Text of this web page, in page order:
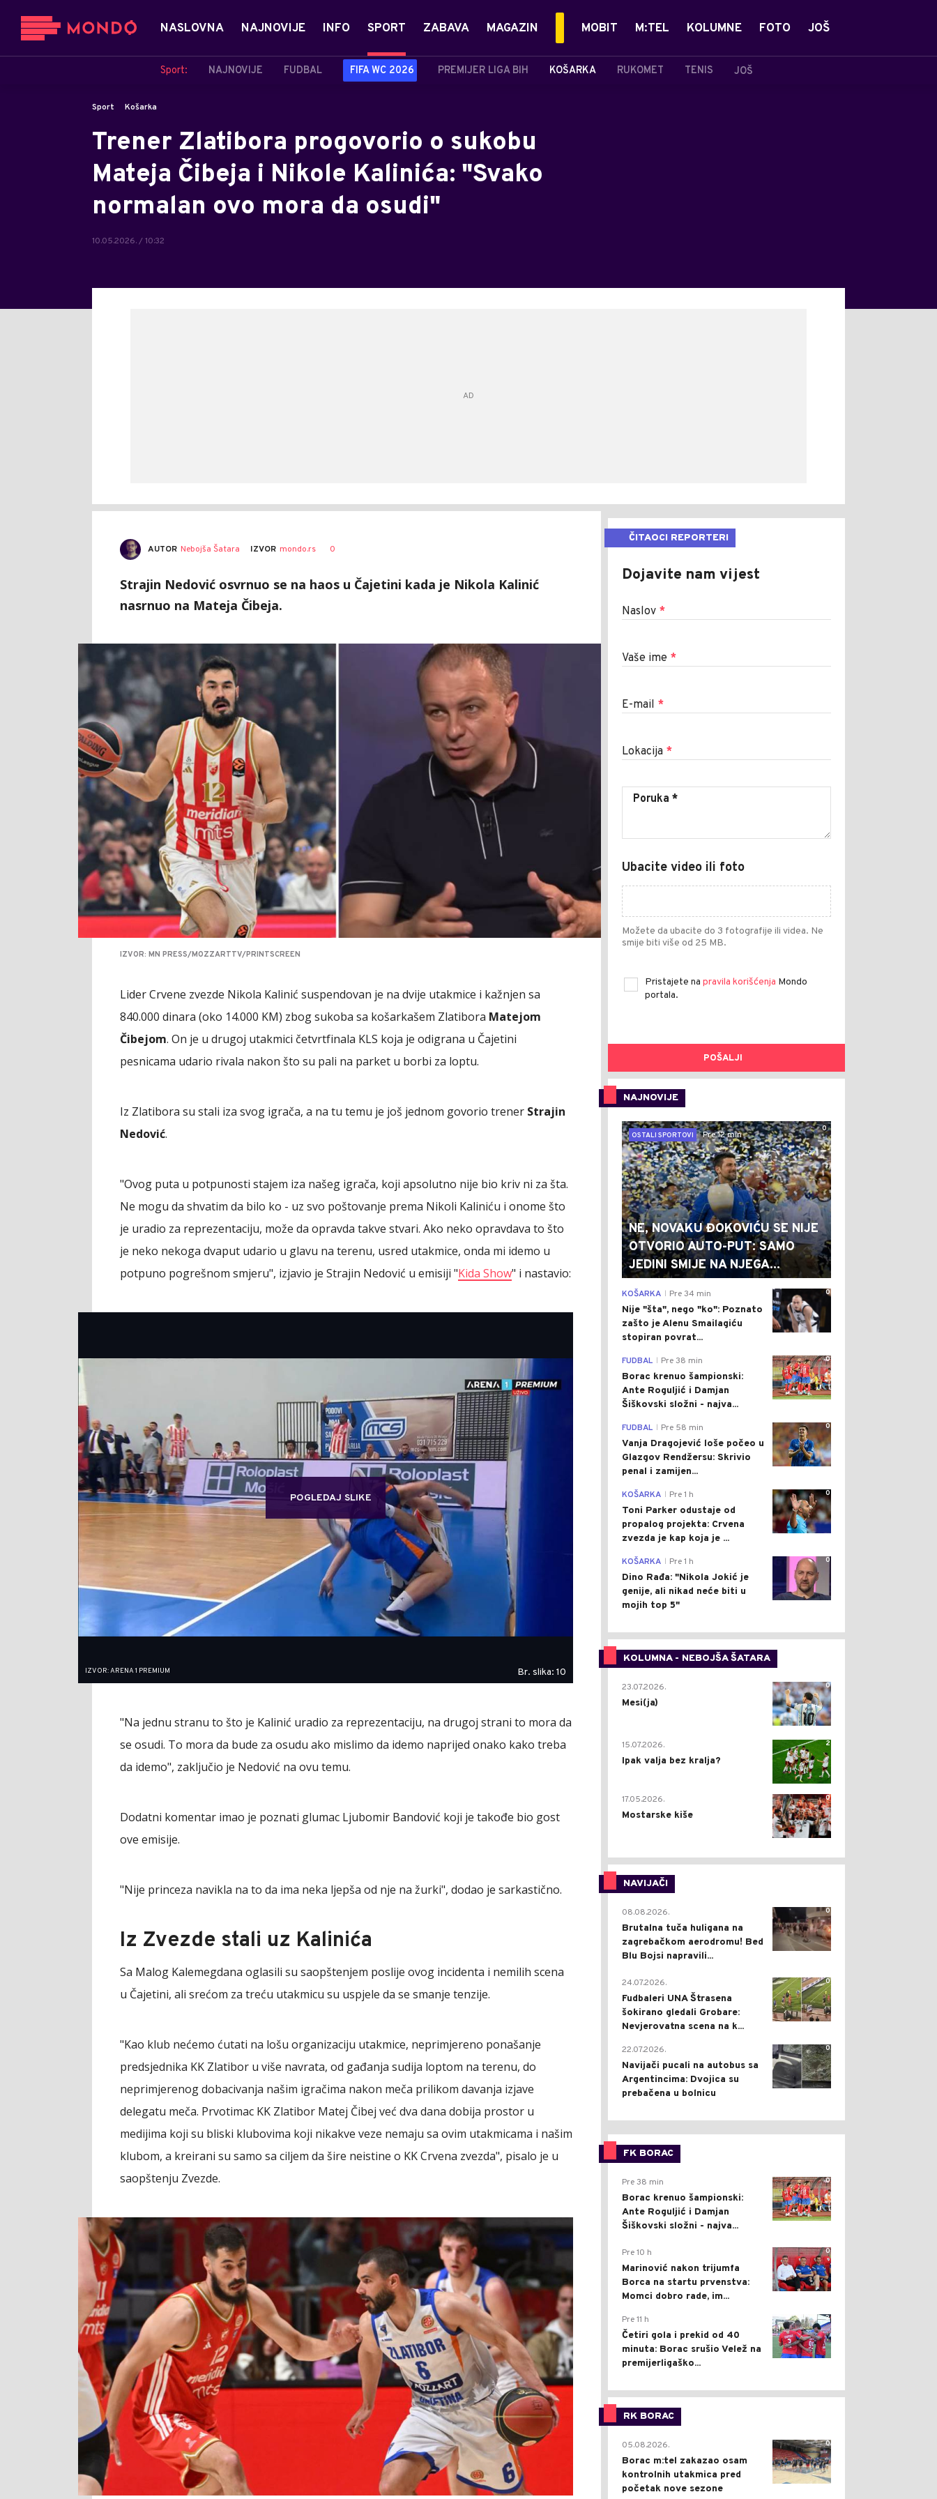
NASLOVNA NAJNOVIJE INFO SPORT
Sport: NAJNOVIJE FUDBAL FIFA WC 2026 PREMIJER LIGA BIH KOŠARKA RUKOMET TENIS JOŠ
ZABAVA MAGAZIN MOBIT M:TEL KOLUMNE FOTO JOŠ
Sport Košarka
Trener Zlatibora progovorio o sukobu
Mateja Čibeja i Nikole Kalinića: "Svako
normalan ovo mora da osudi"
10.05.2026. / 10:32
AUTOR Nebojša Šatara IZVOR mondo.rs 0
Strajin Nedović osvrnuo se na haos u Čajetini kada je Nikola Kalinić
nasrnuo na Mateja Čibeja.
IZVOR: MN PRESS/MOZZARTTV/PRINTSCREEN
Lider Crvene zvezde Nikola Kalinić suspendovan je na dvije utakmice i kažnjen sa
840.000 dinara (oko 14.000 KM) zbog sukoba sa košarkašem Zlatibora Matejom
Čibejom. On je u drugoj utakmici četvrtfinala KLS koja je odigrana u Čajetini
pesnicama udario rivala nakon što su pali na parket u borbi za loptu.
Iz Zlatibora su stali iza svog igrača, a na tu temu je još jednom govorio trener Strajin
Nedović.
"Ovog puta u potpunosti stajem iza našeg igrača, koji apsolutno nije bio kriv ni za šta.
Ne mogu da shvatim da bilo ko - uz svo poštovanje prema Nikoli Kaliniću i onome što
je uradio za reprezentaciju, može da opravda takve stvari. Ako neko opravdava to što
je neko nekoga dvaput udario u glavu na terenu, usred utakmice, onda mi idemo u
potpuno pogrešnom smjeru", izjavio je Strajin Nedović u emisiji "Kida Show" i nastavio:
POGLEDAJ SLIKE
IZVOR: ARENA 1 PREMIUM Br. slika: 10
"Na jednu stranu to što je Kalinić uradio za reprezentaciju, na drugoj strani to mora da
se osudi. To mora da bude za osudu ako mislimo da idemo naprijed onako kako treba
da idemo", zaključio je Nedović na ovu temu.
Dodatni komentar imao je poznati glumac Ljubomir Bandović koji je takođe bio gost
ove emisije.
"Nije princeza navikla na to da ima neka ljepša od nje na žurki", dodao je sarkastično.
Iz Zvezde stali uz Kalinića
Sa Malog Kalemegdana oglasili su saopštenjem poslije ovog incidenta i nemilih scena
u Čajetini, ali srećom za treću utakmicu su uspjele da se smanje tenzije.
"Kao klub nećemo ćutati na lošu organizaciju utakmice, neprimjereno ponašanje
predsjednika KK Zlatibor u više navrata, od gađanja sudija loptom na terenu, do
neprimjerenog dobacivanja našim igračima nakon meča prilikom davanja izjave
delegatu meča. Prvotimac KK Zlatibor Matej Čibej već dva dana dobija prostor u
medijima koji su bliski klubovima koji nikakve veze nemaju sa ovim utakmicama i našim
klubom, a kreirani su samo sa ciljem da šire neistine o KK Crvena zvezda", pisalo je u
saopštenju Zvezde.
ČITAOCI REPORTERI
Dojavite nam vijest
Naslov *
Vaše ime *
E-mail *
Lokacija *
Ubacite video ili foto
Možete da ubacite do 3 fotografije ili videa. Ne
smije biti više od 25 MB.
Pristajete na pravila korišćenja Mondo
portala.
POŠALJI
NAJNOVIJE
0
OSTALI SPORTOVI
Pre 12 min
NE, NOVAKU ĐOKOVIĆU SE NIJE
OTVORIO AUTO-PUT: SAMO
JEDINI SMIJE NA NJEGA...
0
KOŠARKA Pre 34 min
Nije "šta", nego "ko": Poznato
zašto je Alenu Smailagiću
stopiran povrat...
0
FUDBAL Pre 38 min
Borac krenuo šampionski:
Ante Roguljić i Damjan
Šiškovski složni - najva...
0
FUDBAL Pre 58 min
Vanja Dragojević loše počeo u
Glazgov Rendžersu: Skrivio
penal i zamijen...
0
KOŠARKA Pre 1 h
Toni Parker odustaje od
propalog projekta: Crvena
zvezda je kap koja je ...
0
KOŠARKA Pre 1 h
Dino Rađa: "Nikola Jokić je
genije, ali nikad neće biti u
mojih top 5"
KOLUMNA - NEBOJŠA ŠATARA
0
23.07.2026.
Mesi(ja)
2
15.07.2026.
Ipak valja bez kralja?
0
17.05.2026.
Mostarske kiše
NAVIJAČI
0
08.08.2026.
Brutalna tuča huligana na
zagrebačkom aerodromu! Bed
Blu Bojsi napravili...
0
24.07.2026.
Fudbaleri UNA Štrasena
šokirano gledali Grobare:
Nevjerovatna scena na k...
0
22.07.2026.
Navijači pucali na autobus sa
Argentincima: Dvojica su
prebačena u bolnicu
FK BORAC
0
Pre 38 min
Borac krenuo šampionski:
Ante Roguljić i Damjan
Šiškovski složni - najva...
0
Pre 10 h
Marinović nakon trijumfa
Borca na startu prvenstva:
Momci dobro rade, im...
3
Pre 11 h
Četiri gola i prekid od 40
minuta: Borac srušio Velež na
premijerligaško...
RK BORAC
0
05.08.2026.
Borac m:tel zakazao osam
kontrolnih utakmica pred
početak nove sezone